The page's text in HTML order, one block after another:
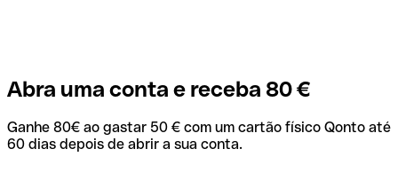
Abra uma conta e receba 80 €
Ganhe 80€ ao gastar 50 € com um cartão físico Qonto até
60 dias depois de abrir a sua conta.